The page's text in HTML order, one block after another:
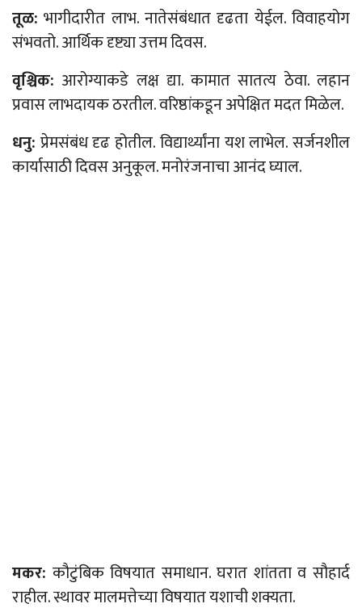
तूळ: भागीदारीत लाभ. नातेसंबंधात दृढता येईल. विवाहयोग
संभवतो. आर्थिक दृष्ट्या उत्तम दिवस.
वृश्चिक: आरोग्याकडे लक्ष द्या. कामात सातत्य ठेवा. लहान
प्रवास लाभदायक ठरतील. वरिष्ठांकडून अपेक्षित मदत मिळेल.
धनु: प्रेमसंबंध दृढ होतील. विद्यार्थ्यांना यश लाभेल. सर्जनशील
कार्यासाठी दिवस अनुकूल. मनोरंजनाचा आनंद घ्याल.
मकर: कौटुंबिक विषयात समाधान. घरात शांतता व सौहार्द
राहील. स्थावर मालमत्तेच्या विषयात यशाची शक्यता.